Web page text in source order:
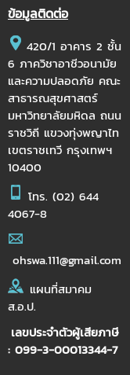
ข้อมูลติดต่อ
420/1 อาคาร 2 ชั้น
6 ภาควิชาอาชีวอนามัย
และความปลอดภัย คณะ
สาธารณสุขศาสตร์
มหาวิทยาลัยมหิดล ถนน
ราชวิถี แขวงทุ่งพญาไท
เขตราชเทวี กรุงเทพฯ
10400
โทร. (02) 644
4067-8
ohswa.111@gmail.com
แผนที่สมาคม
ส.อ.ป.
เลขประจำตัวผู้เสียภาษี
: 099-3-00013344-7